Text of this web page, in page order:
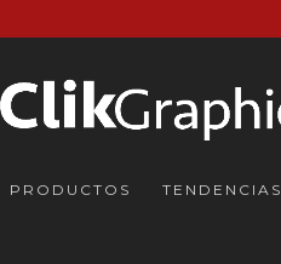
PRODUCTOS TENDENCIAS